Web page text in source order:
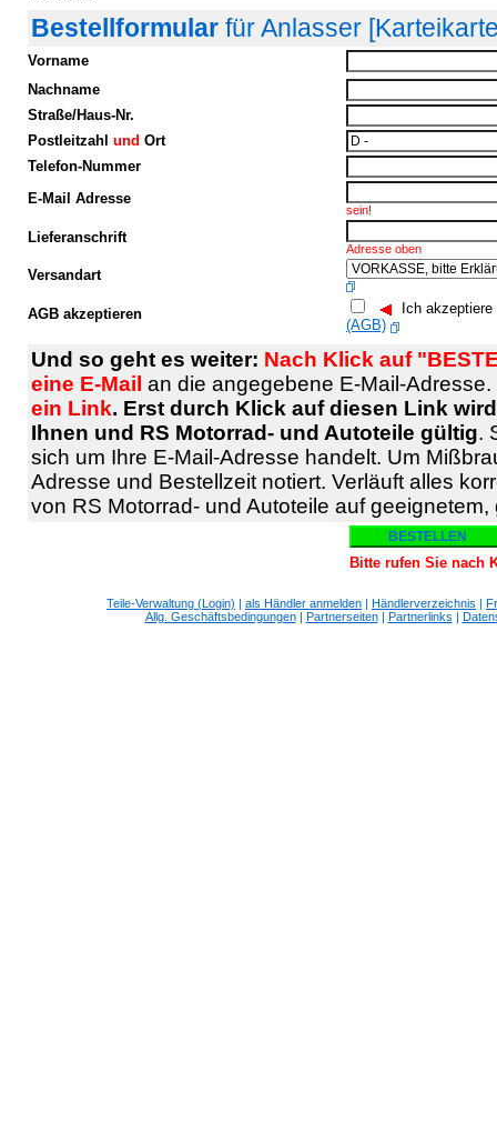
Bestellformular für Anlasser
Vorname
Nachname
Straße/Haus-Nr.
Postleitzahl und Ort
Telefon-Nummer
E-Mail Adresse
sein!
Lieferanschrift
Adresse oben
Versandart
AGB akzeptieren
Ich
(AGB)
Und so geht es weiter: Nach Klick auf
eine E-Mail an die angegebene E-Mail-Adresse.
ein Link. Erst durch Klick auf diesen Link
Ihnen und RS Motorrad- und Autoteile gültig.
sich um Ihre E-Mail-Adresse handelt. Um
Adresse und Bestellzeit notiert. Verläuft alles
von RS Motorrad- und Autoteile auf
Bitte rufen Sie nach
Teile-Verwaltung (Login) | als Händler anmelden | Händlerverzeichnis |
Allg. Geschäftsbedingungen| Partnerseiten| Partnerlinks |